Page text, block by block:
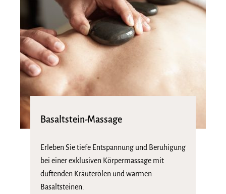
Basaltstein-Massage
Erleben Sie tiefe Entspannung und Beruhigung
bei einer exklusiven Körpermassage mit
duftenden Kräuterölen und warmen
Basaltsteinen.